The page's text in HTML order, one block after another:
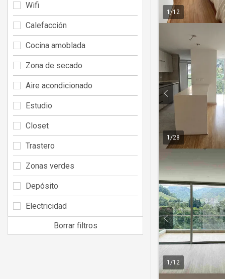
1/12
1 /28
1 /12
Wifi
Calefacción
Cocina amoblada
Zona de secado
Aire acondicionado
Estudio
Closet
Trastero
Zonas verdes
Depósito
Electricidad
Borrar filtros